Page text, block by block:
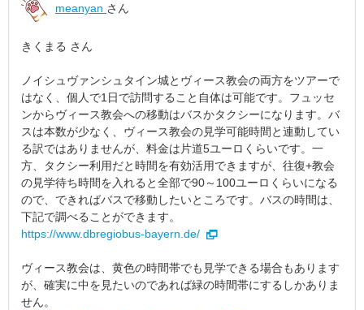
meanyan さん
きくまる さん
ノイシュヴァンシュタイン城とヴィース教会の両方をツアーで
はなく、個人で1日で訪問すること自体は可能です。フュッセ
ンからヴィース教会への移動はバスかタクシーになります。バ
スは本数が少なく、ヴィース教会の見学可能時間と連動してい
る訳ではありませんが、料金は片道5ユーロくらいです。一
方、タクシー利用だと時間を有効活用できますが、往復+教会
の見学待ち時間を入れると全部で90～100ユーロくらいになる
ので、できればバスで移動したいところです。バスの時間は、
下記で調べることができます。
https://www.dbregiobus-bayern.de/
ヴィース教会は、黄色の時間帯でも見学できる場合もあります
が、確実に中を見たいのであれば緑の時間帯にするしかありま
せん。